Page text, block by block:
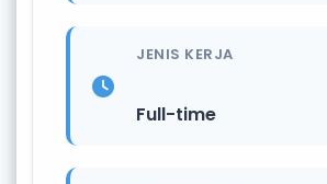
JENIS KERJA
Full-time